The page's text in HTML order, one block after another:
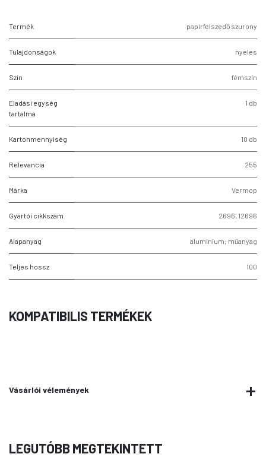
Termék papírfelszedő szurony
Tulajdonságok nyeles
Szín fémszín
Eladási egység
tartalma
1 db
Kartonmennyiség 10 db
Relevancia 255
Márka Vermop
Gyártói cikkszám 2696 12696
Alapanyag alumínium; műanyag
Teljes hossz 100
KOMPATIBILIS TERMÉKEK
Vásárlói vélemények
LEGUTÓBB MEGTEKINTETT